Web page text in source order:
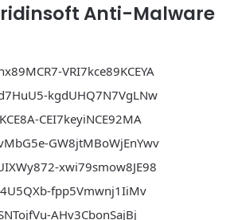
Anti-Malware
VRI7kce89KCEYA
kgdUHQ7N7VgLNw
CEI7keyiNCE92MA
GW8jtMBoWjEnYwv
xwi79smow8JE98
fpp5Vmwnj1IiMv
AHv3CbonSajBj